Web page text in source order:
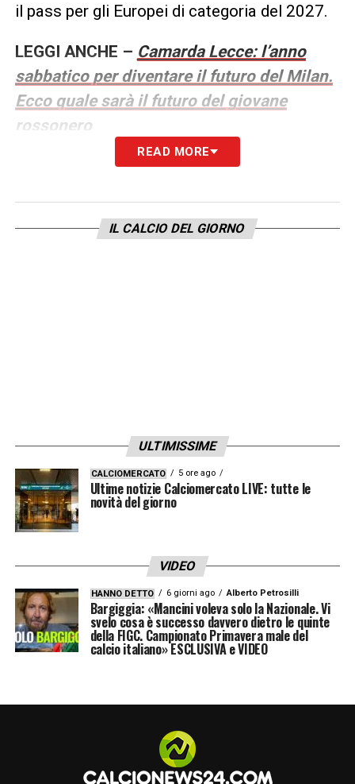
il pass per gli Europei di categoria del 2027.
LEGGI ANCHE – Camarda Lecce: l’anno
sabbatico per diventare il futuro del Milan.
Ecco quale sarà il futuro del giovane
rossonero
READ MORE
IL CALCIO DEL GIORNO
ULTIMISSIME
CALCIOMERCATO 5 ore ago
Ultime notizie Calciomercato LIVE: tutte le
novità del giorno
VIDEO
HANNO DETTO 6 giorni ago Alberto Petrosilli
Bargiggia: «Mancini voleva solo la Nazionale. Vi
svelo cosa è successo davvero dietro le quinte
della FIGC. Campionato Primavera male del
calcio italiano» ESCLUSIVA e VIDEO